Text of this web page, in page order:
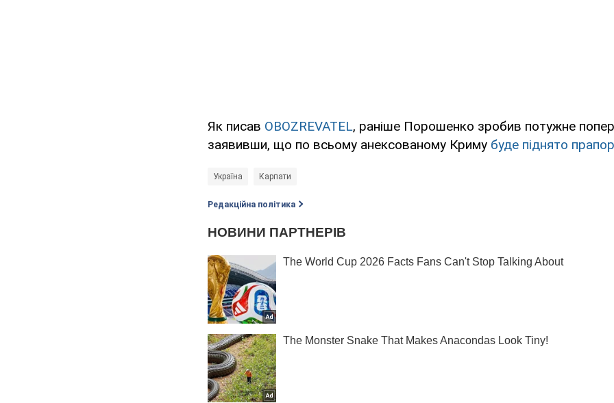
Як писав OBOZREVATEL, раніше Порошенко зробив потужне
заявивши, що по всьому анексованому Криму буде піднято
Україна Карпати
Редакційна політика